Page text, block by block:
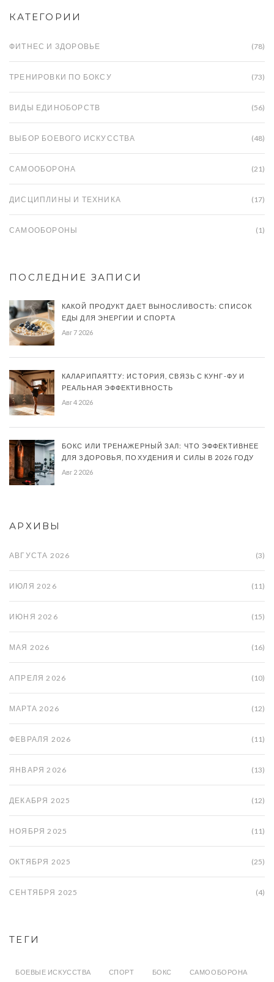
этими искусствами.
КАТЕГОРИИ
ФИТНЕС И ЗДОРОВЬЕ (78)
ТРЕНИРОВКИ ПО БОКСУ (73)
ВИДЫ ЕДИНОБОРСТВ (56)
ВЫБОР БОЕВОГО ИСКУССТВА (48)
САМООБОРОНА (21)
ДИСЦИПЛИНЫ И ТЕХНИКА (17)
САМООБОРОНЫ (1)
ПОСЛЕДНИЕ ЗАПИСИ
КАКОЙ ПРОДУКТ ДАЕТ ВЫНОСЛИВОСТЬ: СПИСОК
ЕДЫ ДЛЯ ЭНЕРГИИ И СПОРТА
Авг 7 2026
КАЛАРИПАЯТТУ: ИСТОРИЯ, СВЯЗЬ С КУНГ-ФУ И
РЕАЛЬНАЯ ЭФФЕКТИВНОСТЬ
Авг 4 2026
БОКС ИЛИ ТРЕНАЖЕРНЫЙ ЗАЛ: ЧТО ЭФФЕКТИВНЕЕ
ДЛЯ ЗДОРОВЬЯ, ПОХУДЕНИЯ И СИЛЫ В 2026 ГОДУ
Авг 2 2026
АРХИВЫ
АВГУСТА 2026 (3)
ИЮЛЯ 2026 (11)
ИЮНЯ 2026 (15)
МАЯ 2026 (16)
АПРЕЛЯ 2026 (10)
МАРТА 2026 (12)
ФЕВРАЛЯ 2026 (11)
ЯНВАРЯ 2026 (13)
ДЕКАБРЯ 2025 (12)
НОЯБРЯ 2025 (11)
ОКТЯБРЯ 2025 (25)
СЕНТЯБРЯ 2025 (4)
ТЕГИ
БОЕВЫЕ ИСКУССТВА СПОРТ БОКС САМООБОРОНА